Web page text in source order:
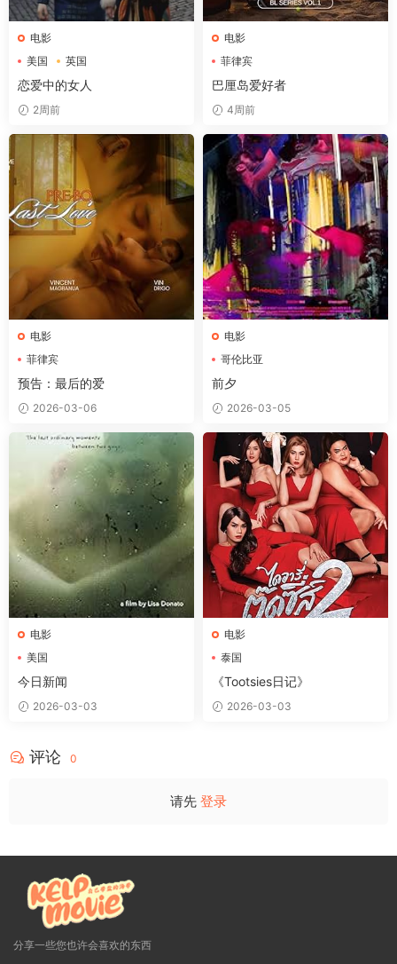
电影
美国
英国
恋爱中的女人
2周前
电影
菲律宾
巴厘岛爱好者
4周前
电影
菲律宾
预告：最后的爱
2026-03-06
电影
哥伦比亚
前夕
2026-03-05
电影
美国
今日新闻
2026-03-03
电影
泰国
《Tootsies日记》
2026-03-03
评论 0
请先 登录
分享一些您也许会喜欢的东西